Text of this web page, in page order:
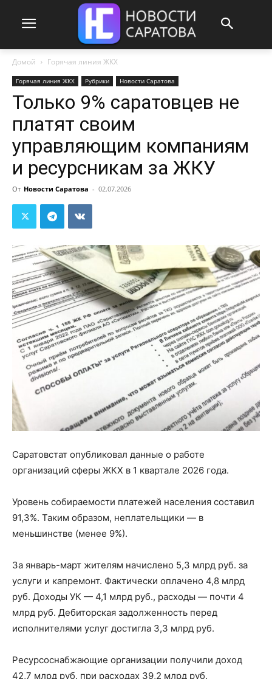
Домой Горячая линия ЖКХ
Горячая линия ЖКХ Рубрики Новости Саратова
Только 9% саратовцев не
платят своим
управляющим компаниям
и ресурсникам за ЖКУ
От Новости Саратова - 02.07.2026
Саратовстат опубликовал данные о работе
организаций сферы ЖКХ в 1 квартале 2026 года.
Уровень собираемости платежей населения составил
91,3%. Таким образом, неплательщики — в
меньшинстве (менее 9%).
За январь-март жителям начислено 5,3 млрд руб. за
услуги и капремонт. Фактически оплачено 4,8 млрд
руб. Доходы УК — 4,1 млрд руб., расходы — почти 4
млрд руб. Дебиторская задолженность перед
исполнителями услуг достигла 3,3 млрд руб.
Ресурсоснабжающие организации получили доход
42,7 млрд руб. при расходах 39,2 млрд руб.